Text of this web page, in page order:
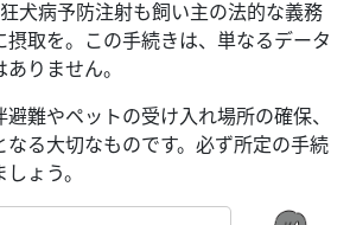
犬病予防注射も飼い主の法的な義務
取を。この手続きは、単なるデータ
りません。
難やペットの受け入れ場所の確保、
る大切なものです。必ず所定の手続
ょう。